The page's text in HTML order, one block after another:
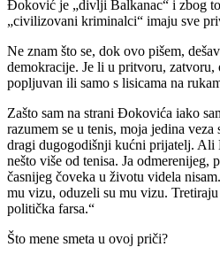
Đoković je „divlji Balkanac“ i zbog
„civilizovani kriminalci“ imaju sve
Ne znam što se, dok ovo pišem,
demokracije. Je li u pritvoru, zatvoru,
popljuvan ili samo s lisicama na
Zašto sam na strani Đokovića iako
razumem se u tenis, moja jedina
dragi dugogodišnji kućni prijatelj.
nešto više od tenisa. Ja odmerenijeg,
časnijeg čoveka u životu videla
mu vizu, oduzeli su mu vizu.
politička farsa.“
Što mene smeta u ovoj priči?